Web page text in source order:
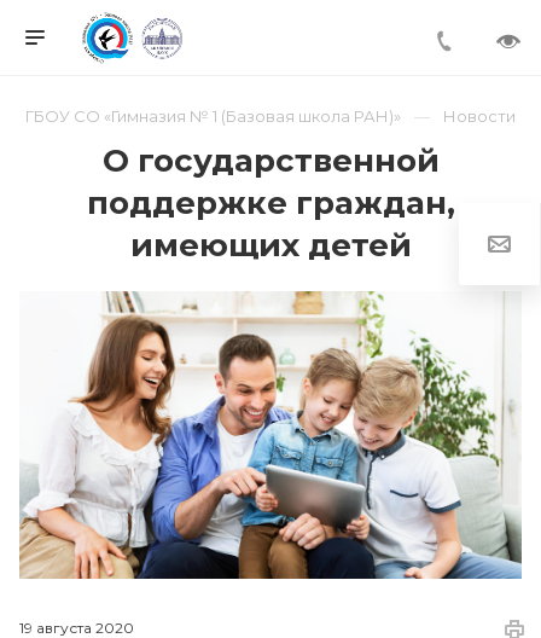
ГБОУ СО «Гимназия № 1 (Базовая школа РАН)» Новости
О государственной
поддержке граждан,
имеющих детей
19 августа 2020